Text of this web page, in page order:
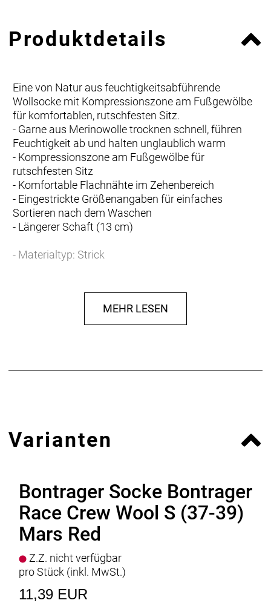
Produktdetails
Eine von Natur aus feuchtigkeitsabführende
Wollsocke mit Kompressionszone am Fußgewölbe
für komfortablen, rutschfesten Sitz.
- Garne aus Merinowolle trocknen schnell, führen
Feuchtigkeit ab und halten unglaublich warm
- Kompressionszone am Fußgewölbe für
rutschfesten Sitz
- Komfortable Flachnähte im Zehenbereich
- Eingestrickte Größenangaben für einfaches
Sortieren nach dem Waschen
- Längerer Schaft (13 cm)
- Materialtyp: Strick
MEHR LESEN
Varianten
Bontrager Socke Bontrager
Race Crew Wool S (37-39)
Mars Red
Z.Z. nicht verfügbar
pro Stück (inkl. MwSt.)
11,39 EUR